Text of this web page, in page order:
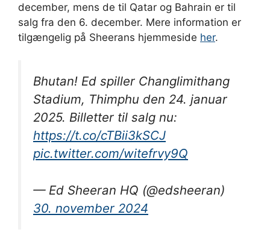
december, mens de til Qatar og Bahrain er til
salg fra den 6. december. Mere information er
tilgængelig på Sheerans hjemmeside her.
Bhutan! Ed spiller Changlimithang
Stadium, Thimphu den 24. januar
2025. Billetter til salg nu:
https://t.co/cTBii3kSCJ
pic.twitter.com/witefrvy9Q
— Ed Sheeran HQ (@edsheeran)
30. november 2024